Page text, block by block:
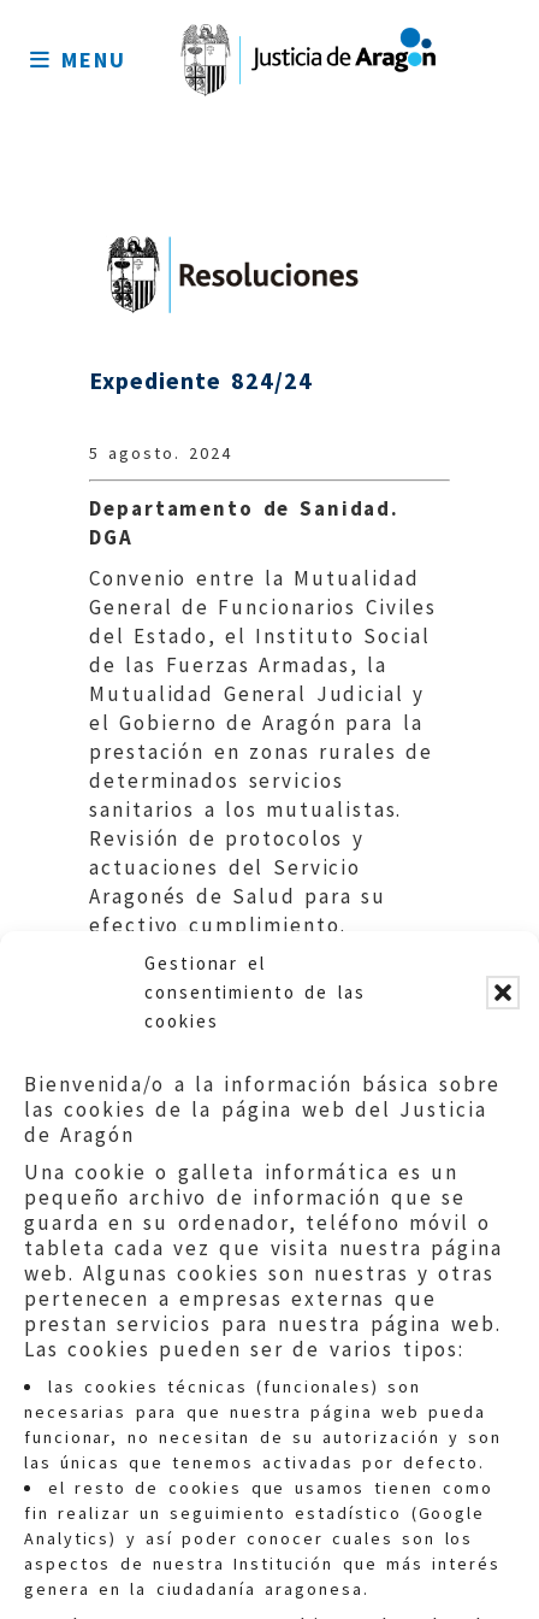
Gestionar el
consentimiento de las
cookies
Bienvenida/o a la información básica sobre
las cookies de la página web del Justicia
de Aragón
Una cookie o galleta informática es un
pequeño archivo de información que se
guarda en su ordenador, teléfono móvil o
tableta cada vez que visita nuestra página
web. Algunas cookies son nuestras y otras
pertenecen a empresas externas que
prestan servicios para nuestra página web.
Las cookies pueden ser de varios tipos:
las cookies técnicas (funcionales) son
necesarias para que nuestra página web pueda
funcionar, no necesitan de su autorización y son
las únicas que tenemos activadas por defecto.
el resto de cookies que usamos tienen como
fin realizar un seguimiento estadístico (Google
Analytics) y así poder conocer cuales son los
aspectos de nuestra Institución que más interés
genera en la ciudadanía aragonesa.
sitio
MENU
Expediente 824/24
5 agosto. 2024
Departamento de Sanidad.
DGA
Convenio entre la Mutualidad
General de Funcionarios Civiles
del Estado, el Instituto Social
de las Fuerzas Armadas, la
Mutualidad General Judicial y
el Gobierno de Aragón para la
prestación en zonas rurales de
determinados servicios
sanitarios a los mutualistas.
Revisión de protocolos y
actuaciones del Servicio
Aragonés de Salud para su
efectivo cumplimiento.
Quejas:quejas@eljusticiadearagon.es
Información general:
informacion@eljusticiadearagon.es
Teléfonos:900 210 210/